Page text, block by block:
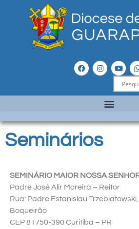
Seminários
SEMINÁRIO MAIOR NOSSA
Padre José Alir Moreira – Reitor
Rua: Padre Estanislau
Boqueirão
CEP 81750-390 Curitiba – PR